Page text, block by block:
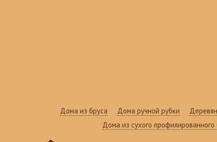
Дома из бруса Дома ручной рубки
Дома из сухого профилированного